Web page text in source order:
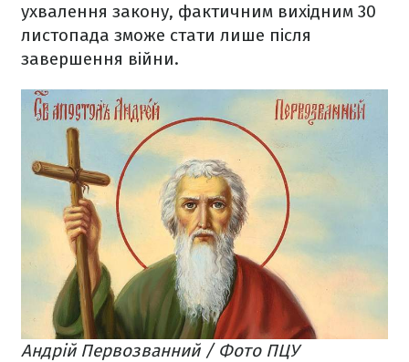
ухвалення закону, фактичним вихідним 30
листопада зможе стати лише після
завершення війни.
Андрій Первозванний / Фото ПЦУ